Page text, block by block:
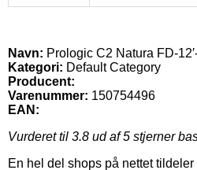
Navn: Prologic C2 Natura FD-
Kategori: Default Category
Producent:
Varenummer: 150754496
EAN:
Vurderet til 3.8 ud af 5 stjerner
En hel del shops på nettet